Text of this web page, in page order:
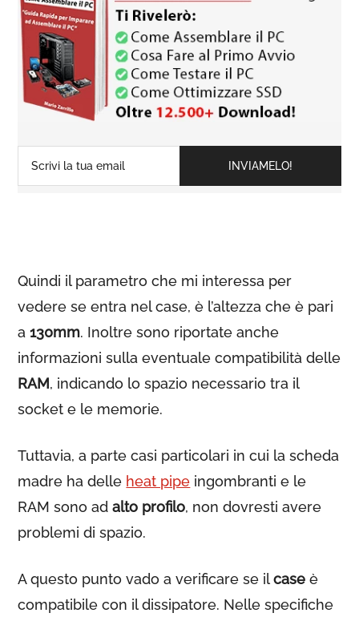
Quindi il parametro che mi interessa per
vedere se entra nel case, è l’altezza che è pari
a130mm. Inoltre sono riportate anche
informazioni sulla eventuale compatibilità delle
RAM, indicando lo spazio necessario tra il
socket e le memorie.
Tuttavia, a parte casi particolari in cui la scheda
madre ha delle heat pipe ingombranti e le
RAM sono adalto profilo, non dovresti avere
problemi di spazio.
A questo punto vado a verificare se ilcase è
compatibile con il dissipatore. Nelle specifiche